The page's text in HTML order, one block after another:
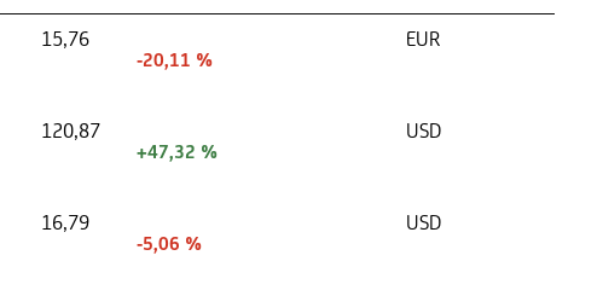
15,76
-20,11 %
EUR
120,87
+47,32 %
USD
16,79
-5,06 %
USD